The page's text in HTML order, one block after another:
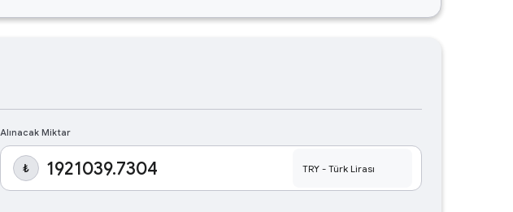
Alınacak Miktar
₺